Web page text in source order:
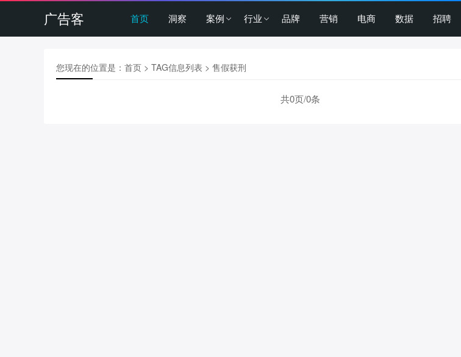
广告客 首页 洞察 案例 行业 品牌 营销 电商 数据 招聘
您现在的位置是： 首页 > TAG信息列表 > 售假获刑
共0页/0条